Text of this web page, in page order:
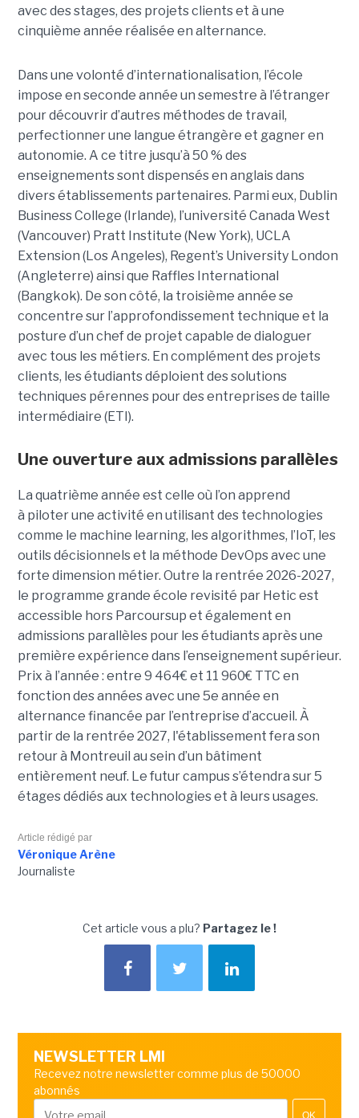
avec des stages, des projets clients et à une
cinquième année réalisée en alternance.
Dans une volonté d’internationalisation, l’école
impose en seconde année un semestre à l’étranger
pour découvrir d’autres méthodes de travail,
perfectionner une langue étrangère et gagner en
autonomie. A ce titre jusqu’à 50 % des
enseignements sont dispensés en anglais dans
divers établissements partenaires. Parmi eux, Dublin
Business College (Irlande), l’université Canada West
(Vancouver) Pratt Institute (New York), UCLA
Extension (Los Angeles), Regent’s University London
(Angleterre) ainsi que Raffles International
(Bangkok). De son côté, la troisième année se
concentre sur l’approfondissement technique et la
posture d’un chef de projet capable de dialoguer
avec tous les métiers. En complément des projets
clients, les étudiants déploient des solutions
techniques pérennes pour des entreprises de taille
intermédiaire (ETI).
Une ouverture aux admissions parallèles
La quatrième année est celle où l’on apprend
à piloter une activité en utilisant des technologies
comme le machine learning, les algorithmes, l’IoT, les
outils décisionnels et la méthode DevOps avec une
forte dimension métier. Outre la rentrée 2026-2027,
le programme grande école revisité par Hetic est
accessible hors Parcoursup et également en
admissions parallèles pour les étudiants après une
première expérience dans l’enseignement supérieur.
Prix à l’année : entre 9 464€ et 11 960€ TTC en
fonction des années avec une 5e année en
alternance financée par l’entreprise d’accueil. À
partir de la rentrée 2027, l'établissement fera son
retour à Montreuil au sein d’un bâtiment
entièrement neuf. Le futur campus s’étendra sur 5
étages dédiés aux technologies et à leurs usages.
Article rédigé par
Véronique Arène
Journaliste
Cet article vous a plu? Partagez le !
NEWSLETTER LMI
Recevez notre newsletter comme plus de 50000
abonnés